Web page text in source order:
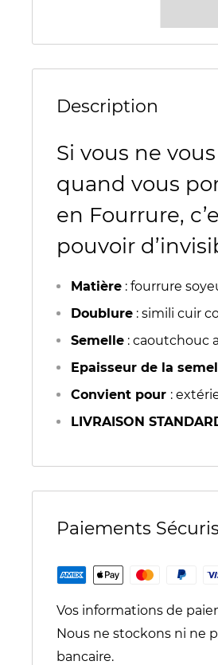
Description
Si vous ne
quand vous
en Fourrure,
pouvoir
Matière : fourrure
Doublure : simili cuir
Semelle : caoutchouc
Epaisseur de la
Convient pour :
LIVRAISON
Paiements
Vos informations de
Nous ne stockons ni ne
bancaire.